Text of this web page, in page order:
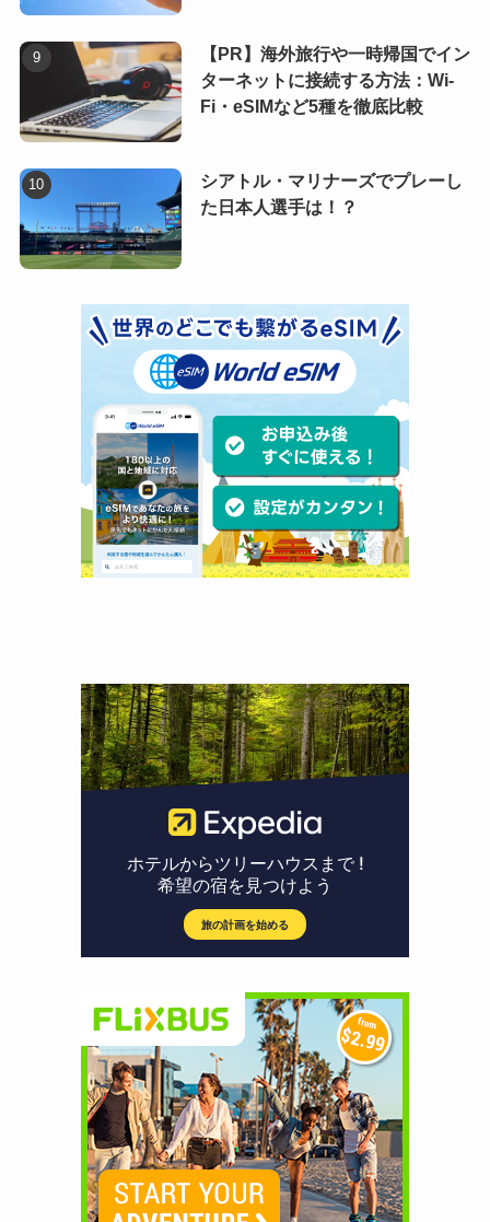
【PR】海外旅行や一時帰国でイン
ターネットに接続する方法：Wi-
Fi・eSIMなど5種を徹底比較
シアトル・マリナーズでプレーし
た日本人選手は！？